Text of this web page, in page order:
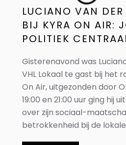
LUCIANO VAN
BIJ KYRA ON AIR:
POLITIEK
Gisterenavond was
VHL Lokaal te gast bij het
On Air, uitgezonden door
19:00 en 21:00 uur ging hij
over zijn sociaal-
betrokkenheid bij de